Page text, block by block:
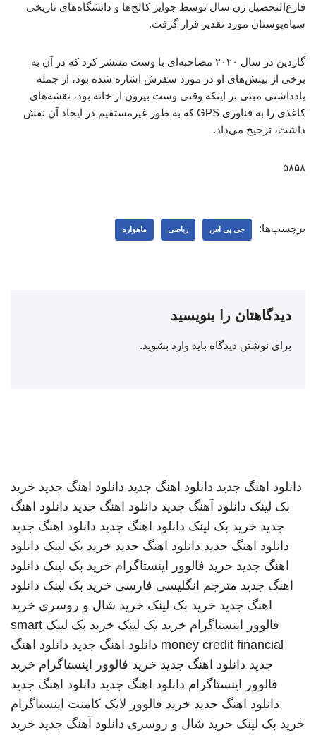
فارغ‌التحصیل زن سال توسط جوایز کالج‌ها و دانشگاه‌های تاریخی
سیاه‌پوستان مورد تقدیر قرار گرفت.
گاردین در سال ۲۰۲۰ مصاحبه‌ای با وست منتشر کرد که در آن به
برخی از بینش‌های او در مورد سفرش اشاره شده بود، از جمله
یادداشتی مبنی بر اینکه وقتی وست بیرون از خانه بود، نقشه‌های
کاغذی را به فناوری GPS که به طور غیرمستقیم در ایجاد آن نقش
داشت، ترجیح می‌داد.
۵۸۵۸
برچسب‌ها: جی پی اس ریاضی ماهواره
دیدگاهتان را بنویسید
برای نوشتن دیدگاه باید وارد بشوید.
دانلود اهنگ جدید دانلود اهنگ جدید دانلود اهنگ جدید خرید
بک لینک دانلود آهنگ جدید دانلود اهنگ جدید دانلود اهنگ
جدید خرید بک لینک دانلود اهنگ جدید دانلود اهنگ جدید
دانلود اهنگ جدید دانلود اهنگ جدید خرید بک لینک دانلود
اهنگ جدید خرید فالوور اینستاگرام خرید بک لینک دانلود
اهنگ جدید مترجم انگلیسی فارسی خرید بک لینک دانلود
اهنگ جدید خرید بک لینک خرید شال و روسری خرید
فالوور اینستاگرام خرید بک لینک خرید بک لینک smart
money credit financial دانلود اهنگ جدید دانلود اهنگ
جدید دانلود اهنگ جدید خرید فالوور اینستاگرام خرید
فالوور اینستاگرام دانلود اهنگ جدید دانلود اهنگ جدید
دانلود اهنگ جدید خرید فالوور لایک کامنت اینستاگرام
خرید بک لینک خرید شال و روسری دانلود آهنگ جدید خرید